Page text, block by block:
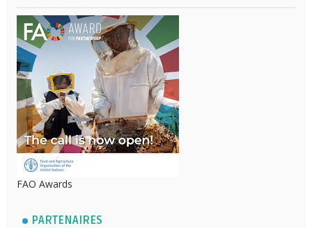
FAO Awards
PARTENAIRES